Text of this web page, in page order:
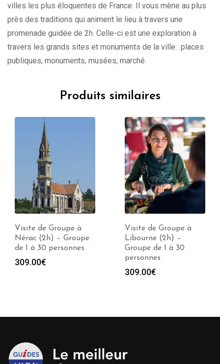
villes les plus éloquentes de France. Il vous mène au plus
près des traditions qui animent le lieu à travers une
promenade guidée de 2h. Celle-ci est une exploration à
travers les grands sites et monuments de la ville : places
publiques, monuments, musées, marché.
Produits similaires
Visite de Groupe à
Nérac (2h) – Groupe
de 1 à 30 personnes
309.00€
Visite de Groupe à
Libourne (2h) –
Groupe de 1 à 30
personnes
309.00€